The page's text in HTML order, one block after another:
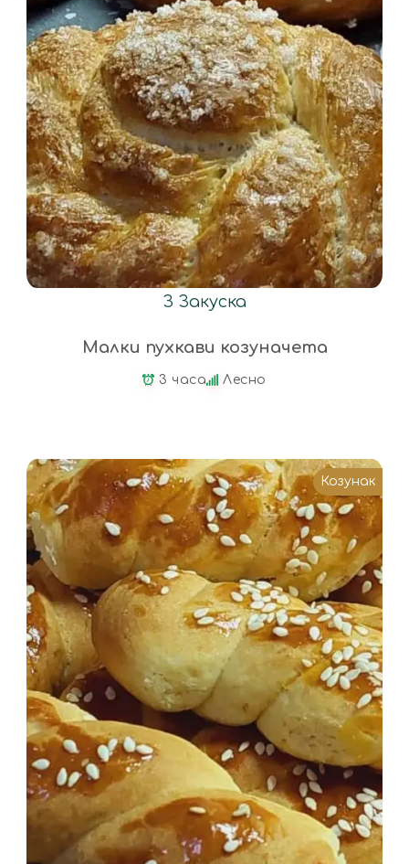
З Закуска
Малки пухкави козуначета
3 часа Лесно
Козунак